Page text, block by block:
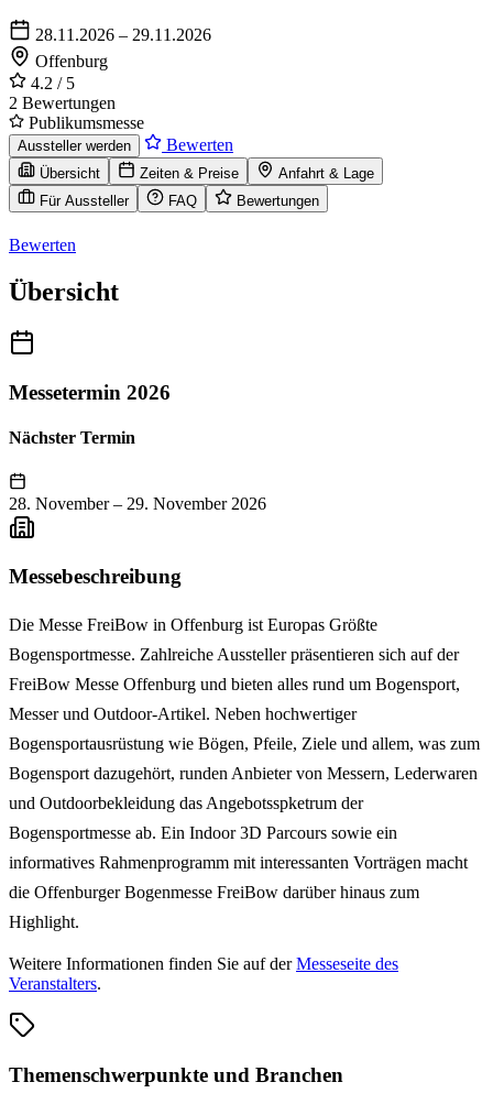
28.11.2026 – 29.11.2026
Offenburg
4.2 / 5
2 Bewertungen
Publikumsmesse
Aussteller werden Bewerten
Übersicht Zeiten & Preise
Anfahrt & Lage
Für Aussteller
FAQ Bewertungen
Bewerten
Übersicht
Messetermin 2026
Nächster Termin
28. November – 29. November 2026
Messebeschreibung
Die Messe FreiBow in Offenburg ist Europas Größte
Bogensportmesse. Zahlreiche Aussteller präsentieren sich auf der
FreiBow Messe Offenburg und bieten alles rund um Bogensport,
Messer und Outdoor-Artikel. Neben hochwertiger
Bogensportausrüstung wie Bögen, Pfeile, Ziele und allem, was zum
Bogensport dazugehört, runden Anbieter von Messern, Lederwaren
und Outdoorbekleidung das Angebotsspketrum der
Bogensportmesse ab. Ein Indoor 3D Parcours sowie ein
informatives Rahmenprogramm mit interessanten Vorträgen macht
die Offenburger Bogenmesse FreiBow darüber hinaus zum
Highlight.
Weitere Informationen finden Sie auf derMesseseite des
Veranstalters.
Themenschwerpunkte und Branchen